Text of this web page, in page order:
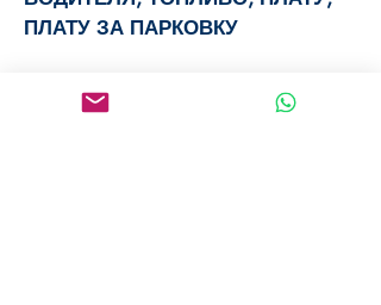
ПЛАТУ ЗА ПАРКОВКУ
Если у вас есть другие
потребности в трансфере из/в